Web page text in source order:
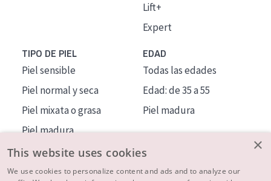
Lift+
Expert
TIPO DE PIEL
Piel sensible
Piel normal y seca
Piel mixata o grasa
Piel madura
Piel expuesta al sol
Piel menopáusica
EDAD
Todas las edades
Edad: de 35 a 55
Piel madura
×
This website uses cookies
We use cookies to personalize content and ads and to analyze our